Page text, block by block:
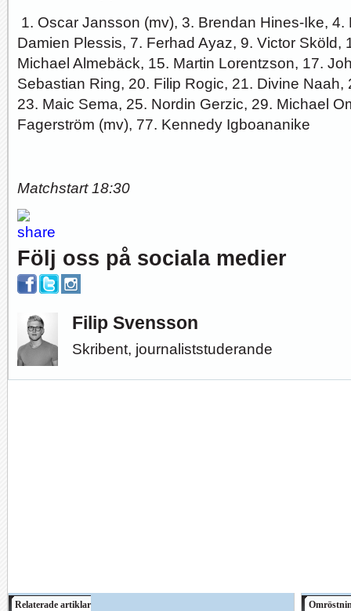
1. Oscar Jansson (mv), 3. Brendan Hines-Ike,
Damien Plessis, 7. Ferhad Ayaz, 9. Victor Sköld,
Michael Almebäck, 15. Martin Lorentzson, 17.
Sebastian Ring, 20. Filip Rogic, 21. Divine Naah,
23. Maic Sema, 25. Nordin Gerzic, 29. Michael
Fagerström (mv), 77. Kennedy Igboananike
Matchstart 18:30
Följ oss på sociala medier
Filip Svensson
Skribent, journaliststuderande
Relaterade artiklar